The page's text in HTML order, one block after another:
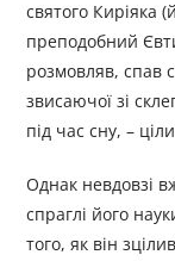
святого Киріяка
преподобний
розмовляв, спав
звисаючої зі
під час сну, –
Однак невдовзі
спраглі його
того, як він